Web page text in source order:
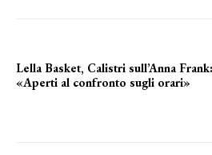
Lella Basket, Calistri sull’Anna Frank:
«Aperti al confronto sugli orari»